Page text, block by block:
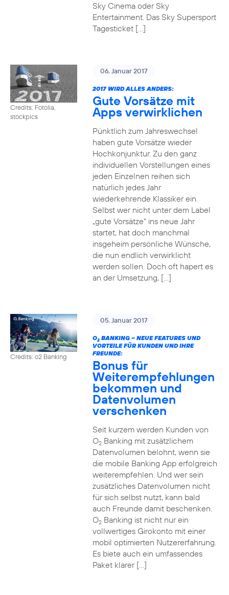
Sky Cinema oder Sky
Entertainment. Das Sky Supersport
Tagesticket […]
Credits: Fotolia,
stockpics
06. Januar 2017
2017 WIRD ALLES ANDERS:
Gute Vorsätze mit
Apps verwirklichen
Pünktlich zum Jahreswechsel
haben gute Vorsätze wieder
Hochkonjunktur. Zu den ganz
individuellen Vorstellungen eines
jeden Einzelnen reihen sich
natürlich jedes Jahr
wiederkehrende Klassiker ein.
Selbst wer nicht unter dem Label
„gute Vorsätze“ ins neue Jahr
startet, hat doch manchmal
insgeheim persönliche Wünsche,
die nun endlich verwirklicht
werden sollen. Doch oft hapert es
an der Umsetzung, […]
Credits: o2 Banking
05. Januar 2017
O2BANKING – NEUE FEATURES UND
VORTEILE FÜR KUNDEN UND IHRE
FREUNDE:
Bonus für
Weiterempfehlungen
bekommen und
Datenvolumen
verschenken
Seit kurzem werden Kunden von
O2Banking mit zusätzlichem
Datenvolumen belohnt, wenn sie
die mobile Banking App erfolgreich
weiterempfehlen. Und wer sein
zusätzliches Datenvolumen nicht
für sich selbst nutzt, kann bald
auch Freunde damit beschenken.
O2Banking ist nicht nur ein
vollwertiges Girokonto mit einer
mobil optimierten Nutzererfahrung.
Es biete auch ein umfassendes
Paket klarer […]